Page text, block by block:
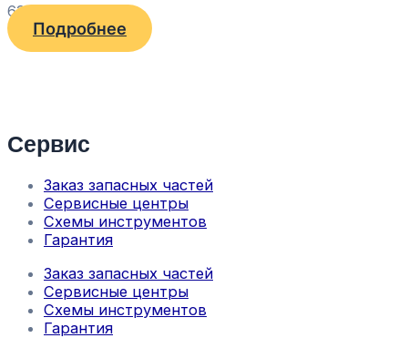
630₽
Подробнее
Сервис
Заказ запасных частей
Сервисные центры
Схемы инструментов
Гарантия
Заказ запасных частей
Сервисные центры
Схемы инструментов
Гарантия